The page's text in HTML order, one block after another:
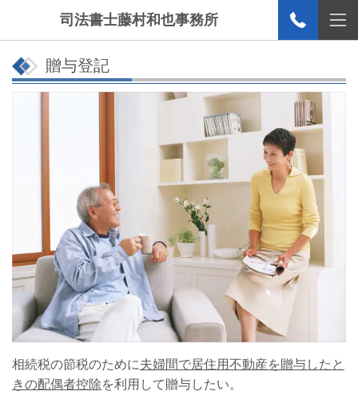
司法書士藤村和也事務所
贈与登記
相続税の節税のために夫婦間で居住用不動産を贈与したと
きの配偶者控除を利用して贈与したい。